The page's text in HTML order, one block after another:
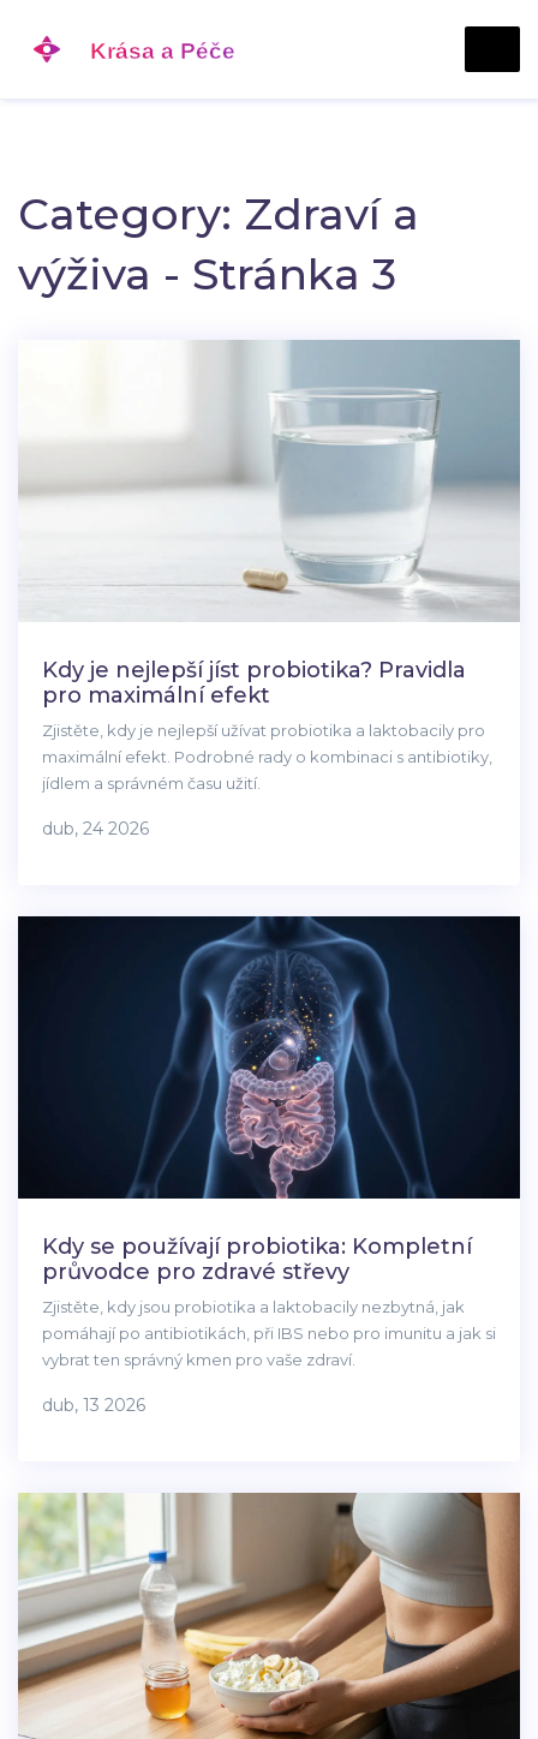
Category: Zdraví a
výživa - Stránka 3
Kdy je nejlepší jíst probiotika? Pravidla
pro maximální efekt
Zjistěte, kdy je nejlepší užívat probiotika a laktobacily pro
maximální efekt. Podrobné rady o kombinaci s antibiotiky,
jídlem a správném času užití.
dub, 24 2026
Kdy se používají probiotika: Kompletní
průvodce pro zdravé střevy
Zjistěte, kdy jsou probiotika a laktobacily nezbytná, jak
pomáhají po antibiotikách, při IBS nebo pro imunitu a jak si
vybrat ten správný kmen pro vaše zdraví.
dub, 13 2026